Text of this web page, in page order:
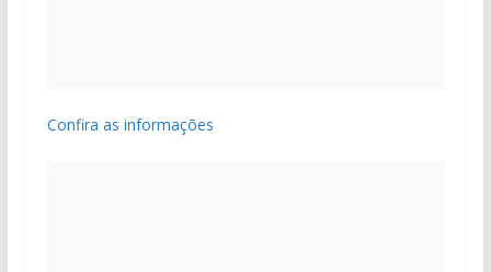
Confira as informações